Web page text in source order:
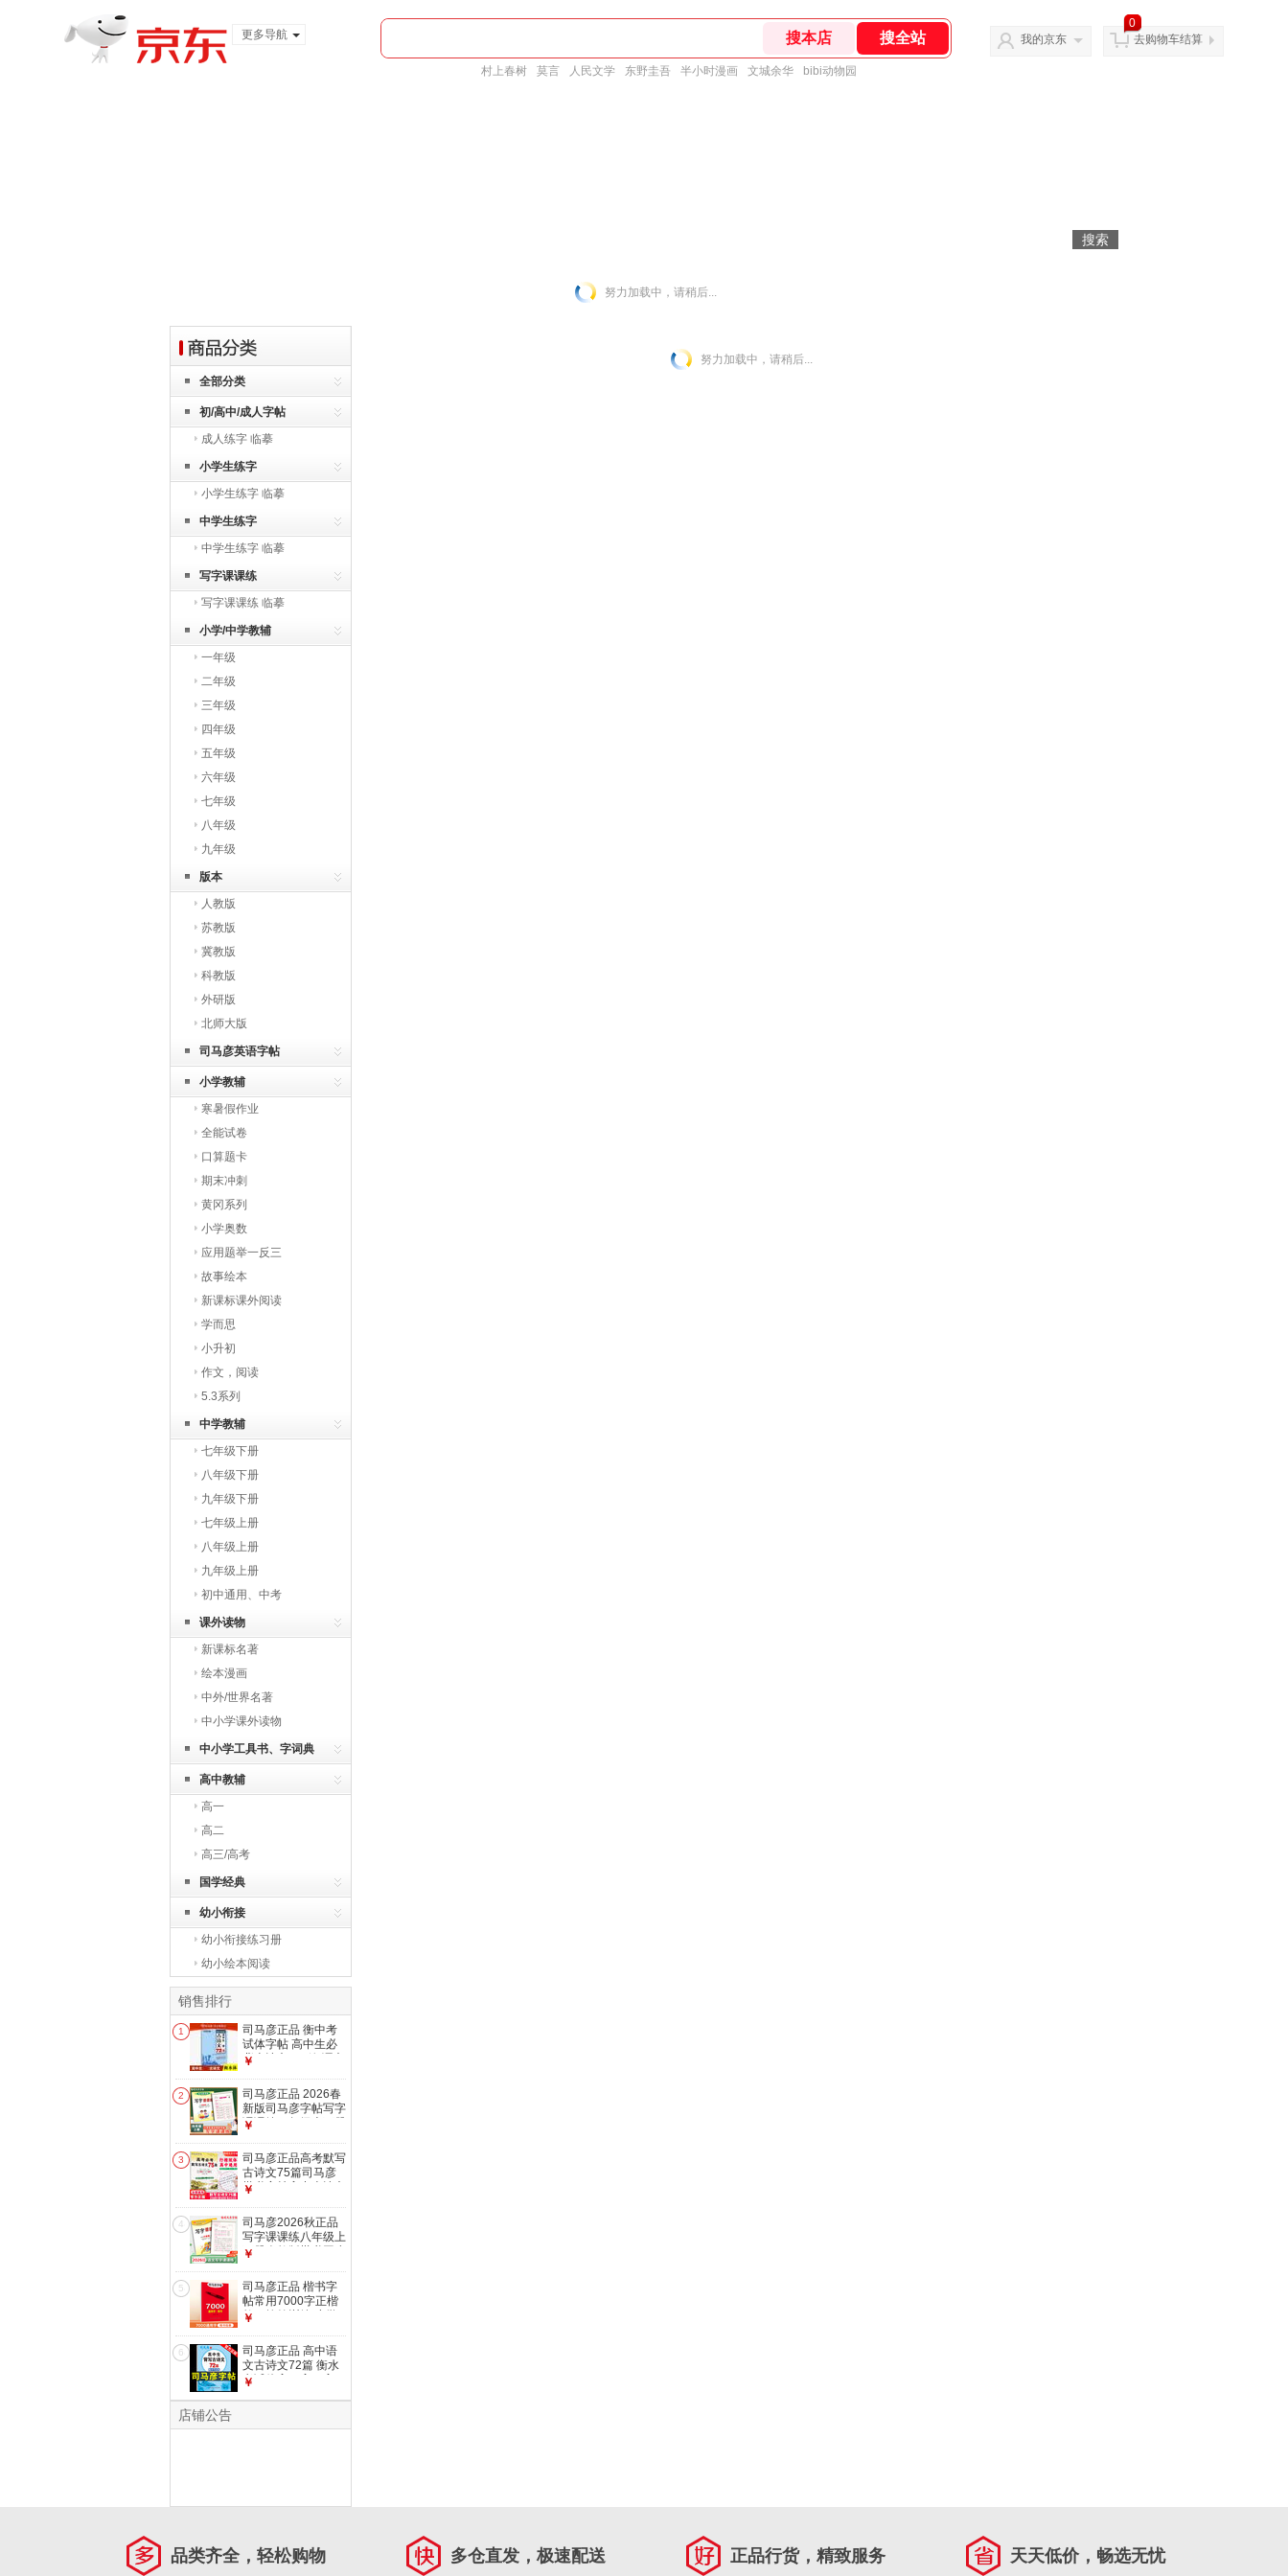
更多导航
村上春树 莫言 人民文学 东野圭吾 半小时漫画 文城余华 bibi动物园
我的京东
0
去购物车结算
努力加载中，请稍后...
全部分类
初/高中/成人字帖
成人练字 临摹
小学生练字
小学生练字 临摹
中学生练字
中学生练字 临摹
写字课课练
写字课课练 临摹
小学/中学教辅
一年级
二年级
三年级
四年级
五年级
六年级
七年级
八年级
九年级
版本
人教版
苏教版
冀教版
科教版
外研版
北师大版
司马彦英语字帖
小学教辅
寒暑假作业
全能试卷
口算题卡
期末冲刺
黄冈系列
小学奥数
应用题举一反三
故事绘本
新课标课外阅读
学而思
小升初
作文，阅读
5.3系列
中学教辅
七年级下册
八年级下册
九年级下册
七年级上册
八年级上册
九年级上册
初中通用、中考
课外读物
新课标名著
绘本漫画
中外/世界名著
中小学课外读物
中小学工具书、字词典
高中教辅
高一
高二
高三/高考
国学经典
幼小衔接
幼小衔接练习册
幼小绘本阅读
销售排行
1
司马彦正品 衡中考
试体字帖 高中生必
背古诗文 72 篇 语文
字本
￥
2
司马彦正品 2026春
新版司马彦字帖写字
课课练四年级上下册
中性笔临摹字帖四年
级语文同步练字本四
年级语文字帖写字课
课练 课课练 人教4
上册
￥
3
司马彦正品高考默写
古诗文75篇司马彦
楷书字帖高中古诗文
钢笔中性笔高考古诗
词
￥
4
司马彦2026秋正品
写字课课练八年级上
下册人教版楷书同步
八年级下册字帖同步
写字课课练一课一练
字帖 语文课课练 人
教8上册
￥
5
司马彦正品 楷书字
帖常用7000字正楷
教程控笔训练 小学
用练字帖 7000字楷
书
￥
6
司马彦正品 高中语
文古诗文72篇 衡水
考试体高一高二高三
￥
店铺公告
努力加载中，请稍后...
品类齐全，轻松购物 多仓直发，极速配送 正品行货，精致服务 天天低价，畅选无忧